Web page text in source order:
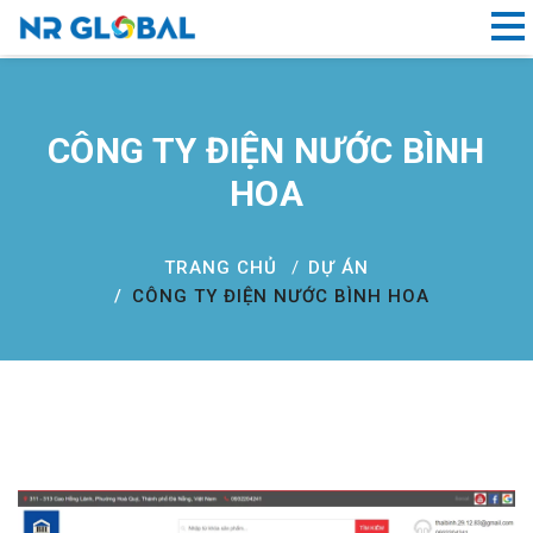
Dịch
Hồ
CÔNG TY ĐIỆN NƯỚC BÌNH
HOA
TRANG CHỦ
DỰ ÁN
CÔNG TY ĐIỆN NƯỚC BÌNH HOA